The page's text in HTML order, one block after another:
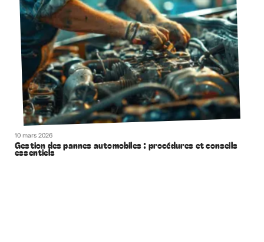
10 mars 2026
Gestion des pannes automobiles : procédures et conseils
essentiels